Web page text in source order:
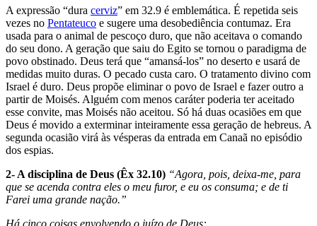
A expressão “dura cerviz” em 32.9 é emblemática. É repetida seis
vezes no Pentateuco e sugere uma desobediência contumaz. Era
usada para o animal de pescoço duro, que não aceitava o comando
do seu dono. A geração que saiu do Egito se tornou o paradigma de
povo obstinado. Deus terá que “amansá-los” no deserto e usará de
medidas muito duras. O pecado custa caro. O trata­mento divino com
Israel é duro. Deus propõe eliminar o povo de Israel e fazer outro a
partir de Moisés. Alguém com menos caráter poderia ter aceitado
esse convite, mas Moisés não aceitou. Só há duas ocasiões em que
Deus é movido a exterminar inteiramente essa geração de hebreus. A
segunda ocasião virá às vésperas da entrada em Canaã no episódio
dos espias.
2- A disciplina de Deus (Êx 32.10) “Agora, pois, deixa-me, para
que se acenda contra eles o meu furor, e eu os consuma; e de ti
Farei uma grande nação.”
Há cinco coisas envolvendo o juízo de Deus: